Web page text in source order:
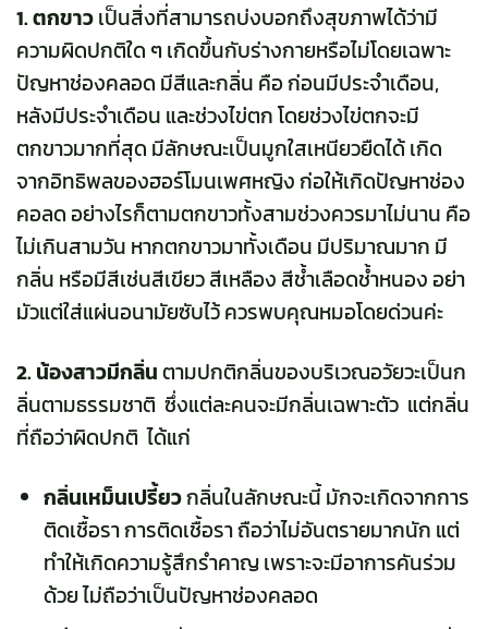
1. ตกขาวเป็นสิ่งที่สามารถบ่งบอกถึงสุขภาพได้ว่ามี
ความผิดปกติใด ๆ เกิดขึ้นกับร่างกายหรือไม่โดยเฉพาะ
ปัญหาช่องคลอด มีสีและกลิ่น คือ ก่อนมีประจำเดือน,
หลังมีประจำเดือน และช่วงไข่ตก โดยช่วงไข่ตกจะมี
ตกขาวมากที่สุด มีลักษณะเป็นมูกใสเหนียวยืดได้ เกิด
จากอิทธิพลของฮอร์โมนเพศหญิง ก่อให้เกิดปัญหาช่อง
คอลด อย่างไรก็ตามตกขาวทั้งสามช่วงควรมาไม่นาน คือ
ไม่เกินสามวัน หากตกขาวมาทั้งเดือน มีปริมาณมาก มี
กลิ่น หรือมีสีเช่นสีเขียว สีเหลือง สีช้ำเลือดช้ำหนอง อย่า
มัวแต่ใส่แผ่นอนามัยซับไว้ ควรพบคุณหมอโดยด่วนค่ะ
2. น้องสาวมีกลิ่นตามปกติกลิ่นของบริเวณอวัยวะเป็นก
ลิ่นตามธรรมชาติ ซึ่งแต่ละคนจะมีกลิ่นเฉพาะตัว แต่กลิ่น
ที่ถือว่าผิดปกติ ได้แก่
กลิ่นเหม็นเปรี้ยวกลิ่นในลักษณะนี้ มักจะเกิดจากการ
ติดเชื้อรา การติดเชื้อรา ถือว่าไม่อันตรายมากนัก แต่
ทำให้เกิดความรู้สึกรำคาญ เพราะจะมีอาการคันร่วม
ด้วย ไม่ถือว่าเป็นปัญหาช่องคลอด